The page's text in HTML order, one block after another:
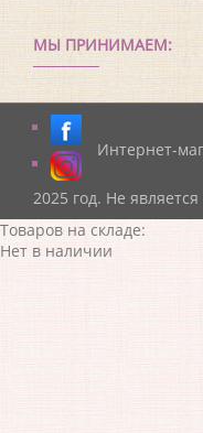
МЫ ПРИНИМАЕМ:
Интернет-
2025 год. Не
Товаров на складе:
Нет в наличии